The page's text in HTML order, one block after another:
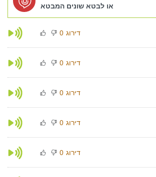
או לבטא שונים המבטא
0 דירוג
0 דירוג
0 דירוג
0 דירוג
0 דירוג